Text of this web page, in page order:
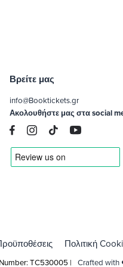
Βρείτε μας
info@Booktickets.gr
Ακολουθήστε μας στα social
Πολιτική
TC530005 | Crafted